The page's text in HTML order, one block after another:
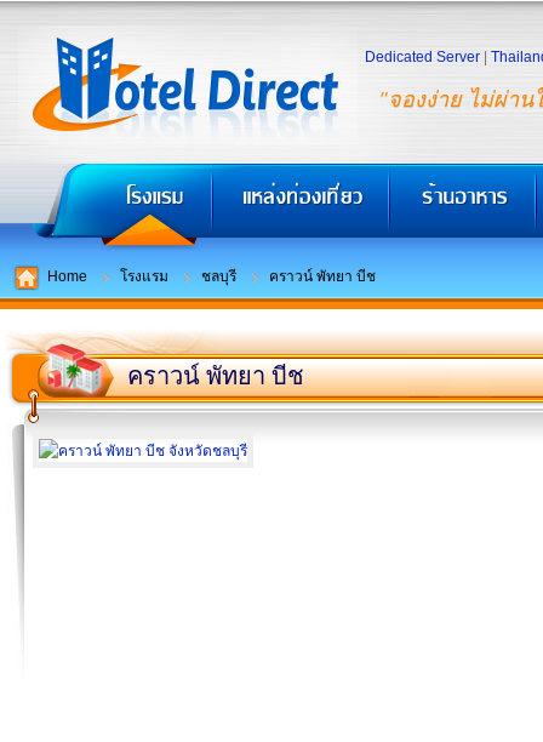
"จองง่าย ไม่ผ่าน
Dedicated Server
Home โรงแรม ชลบุรี คราวน์ พัทยา บีช
คราวน์ พัทยา บีช